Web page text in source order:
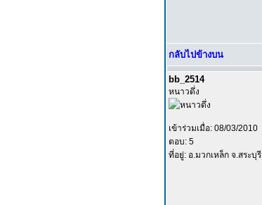
กลับไปข้างบน
bb_2514
หนาวดึ่ง
เข้าร่วมเมื่อ: 08/03/2010
ตอบ: 5
ที่อยู่: อ.มวกเหล็ก จ.สระบุรี